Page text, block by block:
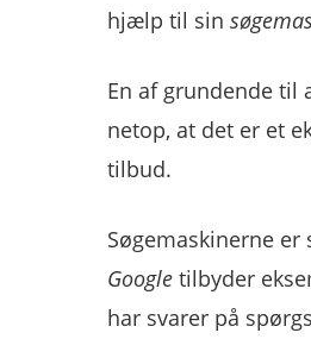
hjælp til sin
En af grundende til
netop, at det er et
tilbud.
Søgemaskinerne
Googletilbyder
har svarer på